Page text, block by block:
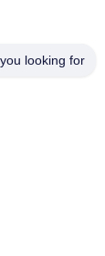
TIG M تطبيقات التغطية العمودية
looking for?